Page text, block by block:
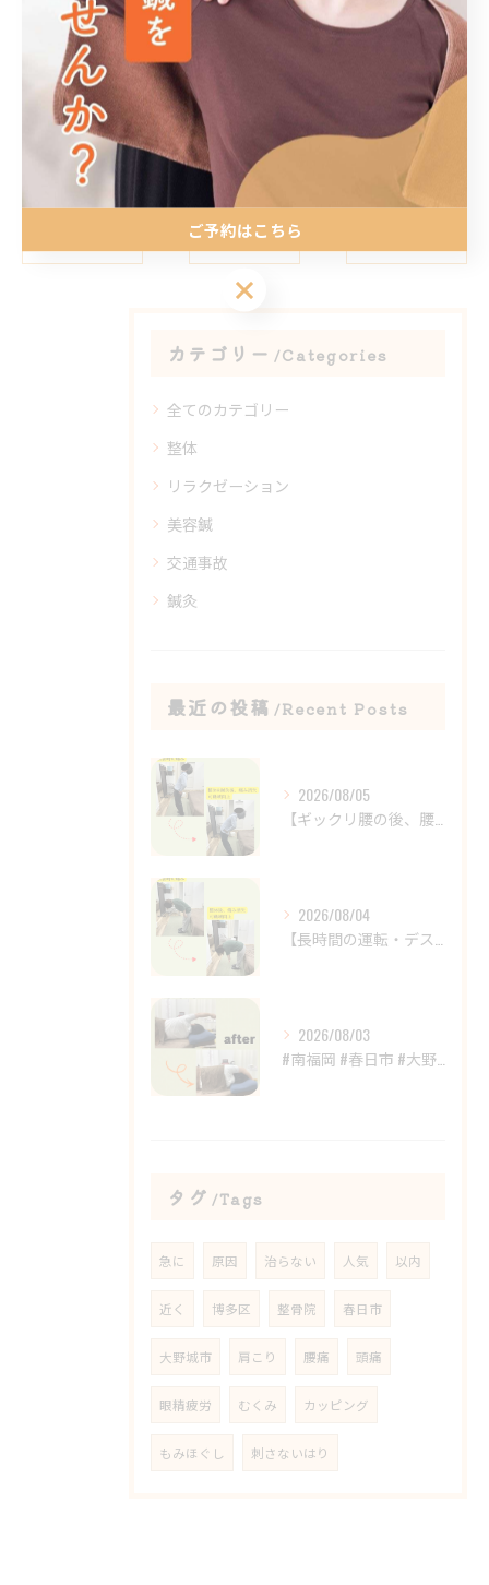
#姿勢矯正 #猫背改善 #南福岡整骨院 #春日市整骨院 #大
野城市整骨院
一覧に戻る
カテゴリー Categories
全てのカテゴリー
整体
リラクゼーション
美容鍼
交通事故
鍼灸
最近の投稿 Recent Posts
2026/08/05
2026/08/04
2026/08/03
タグ Tags
急に 原因 治らない 人気 以内
近く 博多区 整骨院 春日市
大野城市 肩こり 腰痛 頭痛
眼精疲労 むくみ カッピング
もみほぐし 刺さないはり
ご予約はこちら
ご予約はこちら